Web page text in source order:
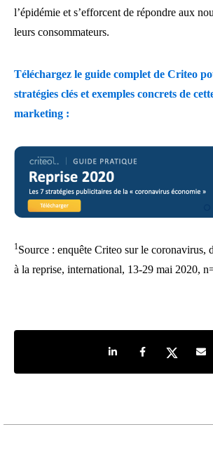
l’épidémie et s’efforcent de répondre aux
leurs consommateurs.
Téléchargez le guide complet de Criteo
stratégies clés et exemples concrets de
marketing :
1Source : enquête Criteo sur le coronavirus,
à la reprise, international, 13-29 mai 2020,
Share on LinkedIn
Share on Facebook
Share on